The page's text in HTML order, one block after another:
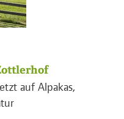
auf Alpakas,